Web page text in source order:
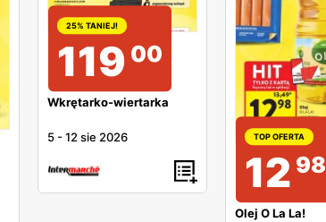
25% TANIEJ!
119 00
Wkrętarko-wiertarka
5 -12 sie 2026 TOP OFERTA
12 98
Olej O La La!